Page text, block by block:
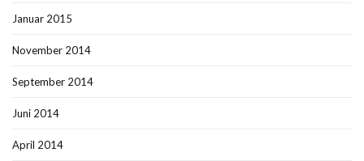
Januar 2015
November 2014
September 2014
Juni 2014
April 2014